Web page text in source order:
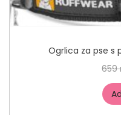
Ogrlica za pse s
659